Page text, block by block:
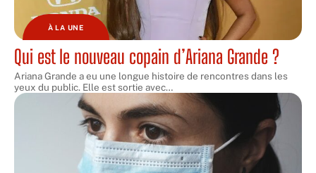
À LA UNE
Qui est le nouveau copain d’Ariana Grande ?
Ariana Grande a eu une longue histoire de rencontres dans les
yeux du public. Elle est sortie avec…